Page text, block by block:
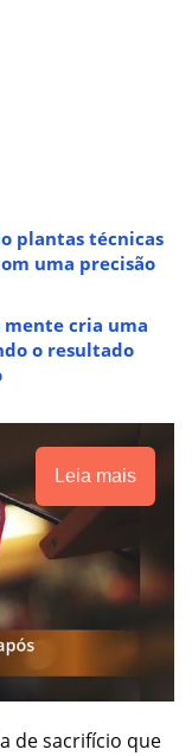
plantas técnicas
uma precisão
mente cria uma
o resultado
Leia mais
de sacrifício que